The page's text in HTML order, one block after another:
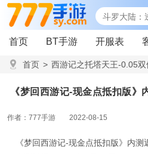
首页 BT手游 开服表
首页 > 西游记之托塔天王-0.05
《梦回西游记-现金点抵扣版》
作者：777手游 2022-08-15
《梦回西游记-现金点抵扣版》内测